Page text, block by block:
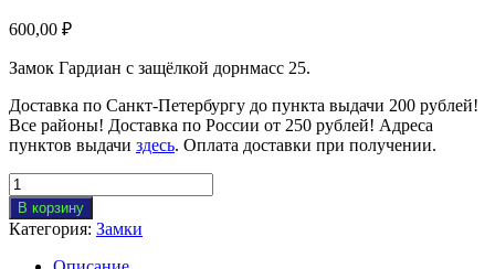
600,00 ₽
Замок Гардиан с защёлкой дорнмасс 25.
Доставка по Санкт-Петербургу до пункта выдачи 200 рублей!
Все районы! Доставка по России от 250 рублей! Адреса
пунктов выдачи здесь. Оплата доставки при получении.
Количество
товара
Замок
с
защёлкой
В корзину
Категория: Замки